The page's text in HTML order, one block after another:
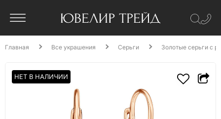
Главная Все украшения Серьги Золотые серьги с
НЕТ В НАЛИЧИИ